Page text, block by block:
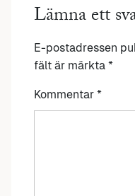
Lämna ett
E-postadressen
fält är märkta *
Kommentar *